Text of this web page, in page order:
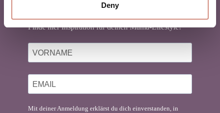
Deny
Finde hier Inspiration für deinen Mama-Lifestyle!
Mit deiner Anmeldung erklärst du dich einverstanden, in